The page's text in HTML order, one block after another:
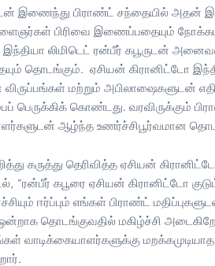
இணைந்து பிராண்ட் சந்தையில் அதன்
பிரிவை இணைப்பதையும்
லிமிடெட் ரன்பீர் கபூருடன்
தொடங்கும். ஏசியன் கிரானிட்டோ
விருப்பங்கள் மற்றும் அபிலாஷைகளுடன்
பெருக்கிக் கொண்டது. வரவிருக்கும்
ஆழ்ந்த உணர்ச்சிபூர்வமான
கருத்து தெரிவித்த ஏசியன்
"ரன்பீர் கபூரை ஏசியன் கிரானிட்டோ
ஈர்ப்பும் எங்கள் பிராண்ட்
தொடங்குவதில் மகிழ்ச்சி
வாடிக்கையாளர்களுக்கு